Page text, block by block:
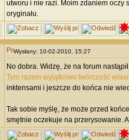
utworu i nie razi. Moim zdaniem oczy
oryginału.
Wysłany: 10-02-2010, 15:27
No dobra. Widzę, że na forum
Tym razem wyjątkowo twórczość
inktensami i jeszcze do końca nie
Tak sobie myślę, że może przed
smętnie oczekuje na przerysowanie.